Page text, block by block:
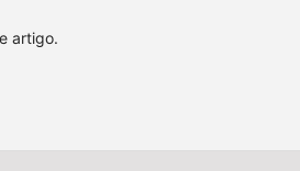
artigo.